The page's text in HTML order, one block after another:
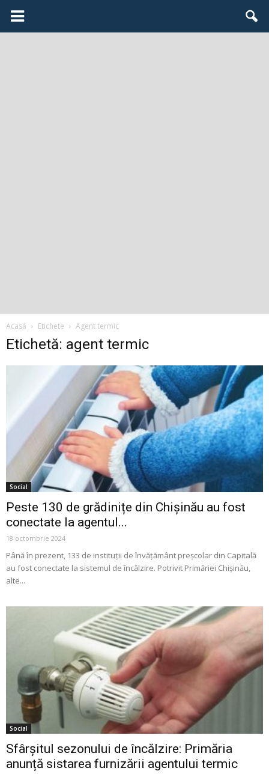
Acasă Etichete Agent termic
Etichetă: agent termic
Social
Peste 130 de grădinițe din Chișinău au fost
conectate la agentul...
18 octombrie 2024
Până în prezent, 133 de instituții de învățământ preșcolar din Capitală
au fost conectate la sistemul de încălzire. Potrivit Primăriei Chișinău,
alte...
Social
Sfârșitul sezonului de încălzire: Primăria
anunță sistarea furnizării agentului termic